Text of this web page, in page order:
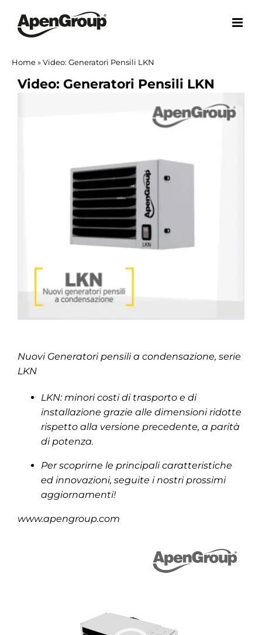
contenuto
Home»Video: Generatori Pensili LKN
Video: Generatori Pensili LKN
Nuovi Generatori pensili a condensazione, serie
LKN
LKN: minori costi di trasporto e di
installazione grazie alle dimensioni ridotte
rispetto alla versione precedente, a parità
di potenza.
Per scoprirne le principali caratteristiche
ed innovazioni, seguite i nostri prossimi
aggiornamenti!
www.apengroup.com